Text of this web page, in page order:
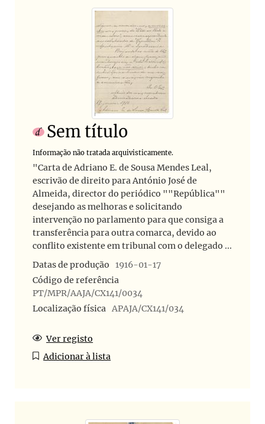
Sem título
Informação não tratada arquivisticamente.
"Carta de Adriano E. de Sousa Mendes Leal,
escrivão de direito para António José de
Almeida, director do periódico ""República""
desejando as melhoras e solicitando
intervenção no parlamento para que consiga a
transferência para outra comarca, devido ao
conflito existente em tribunal com o delegado ...
Datas de produção
1916-01-17
Código de referência
PT/MPR/AAJA/CX141/0034
Localização física APAJA/CX141/034
Ver registo
Adicionar à lista